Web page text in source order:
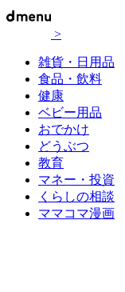
>
雑貨・日用品
食品・飲料
健康
ベビー用品
おでかけ
どうぶつ
教育
マネー・投資
くらしの相談
ママコマ漫画